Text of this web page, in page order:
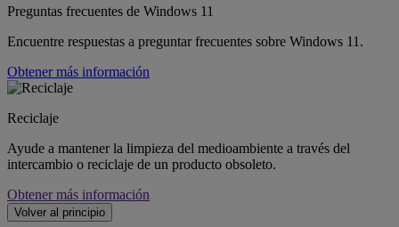
Preguntas frecuentes de Windows 11
Encuentre respuestas a preguntar frecuentes sobre Windows 11.
Obtener más información
Reciclaje
Ayude a mantener la limpieza del medioambiente a través del
intercambio o reciclaje de un producto obsoleto.
Obtener más información
Volver al principio